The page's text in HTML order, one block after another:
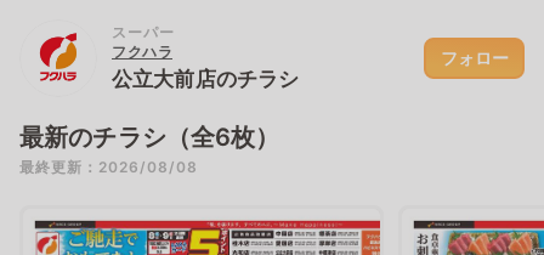
スーパー
フクハラ
公立大前店のチラシ
フォロー
最新のチラシ（全6枚）
最終更新：2026/08/08